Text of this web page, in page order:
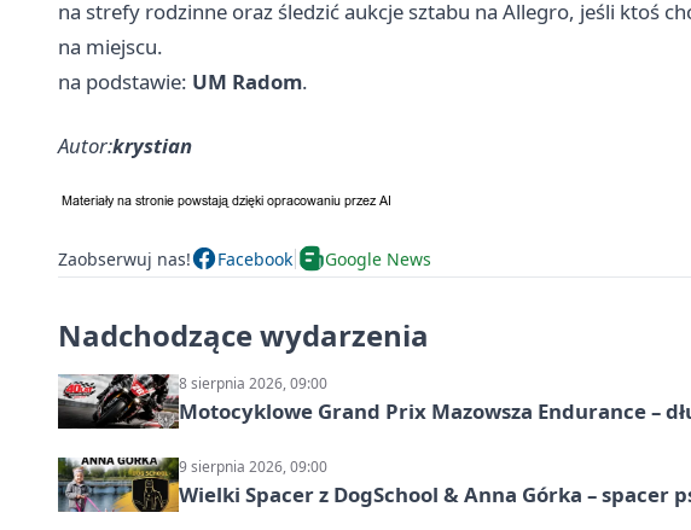
na strefy rodzinne oraz śledzić aukcje sztabu na Allegro, jeśli ktoś
na miejscu.
na podstawie: UM Radom.
Autor:krystian
Zaobserwuj nas! Facebook Google News
Nadchodzące wydarzenia
8 sierpnia 2026, 09:00
Motocyklowe Grand Prix Mazowsza Endurance –
9 sierpnia 2026, 09:00
Wielki Spacer z DogSchool & Anna Górka – spacer